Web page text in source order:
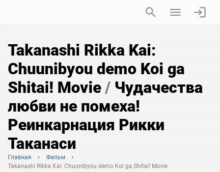
Takanashi Rikka Kai:
Chuunibyou demo Koi ga
Shitai! Movie / Чудачества
любви не помеха!
Реинкарнация Рикки
Таканаси
Главная
Фильм
Takanashi Rikka Kai: Chuunibyou demo Koi ga Shitai! Movie